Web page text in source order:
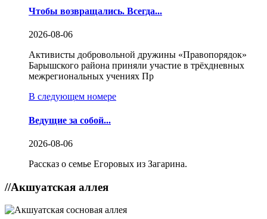
Чтобы возвращались. Всегда...
2026-08-06
Активисты добровольной дружины «Правопорядок»
Барышского района приняли участие в трёхдневных
межрегиональных учениях Пр
В следующем номере
Ведущие за собой...
2026-08-06
Рассказ о семье Егоровых из Загарина.
//Акшуатская аллея